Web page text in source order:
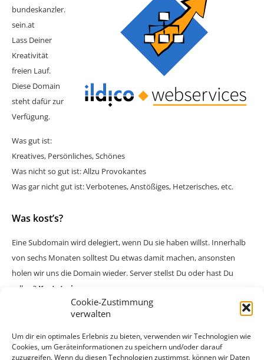
Cookie-Zustimmung
verwalten
Um dir ein optimales Erlebnis zu bieten, verwenden wir Technologien wie
Cookies, um Geräteinformationen zu speichern und/oder darauf
zuzugreifen. Wenn du diesen Technologien zustimmst, können wir Daten
bundeskanzler.
sein.at
Lass Deiner
Kreativität
freien Lauf.
Diese Domain
steht dafür zur
Verfügung.
Was gut ist:
Kreatives, Persönliches, Schönes
Was nicht so gut ist: Allzu Provokantes
Was gar nicht gut ist: Verbotenes, Anstößiges, Hetzerisches, etc.
Was kost’s?
Eine Subdomain wird delegiert, wenn Du sie haben willst. Innerhalb
von sechs Monaten solltest Du etwas damit machen, ansonsten
holen wir uns die Domain wieder. Server stellst Du oder hast Du
selber? Kostet nix.
Wenn Du zusätzlich eine Mailadresse <subdomain>@sein.at haben
Service Level haben willst und auch Support von unserem Provider.